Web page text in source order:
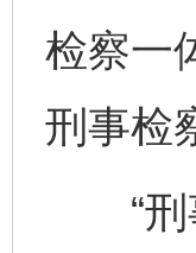
检察一
刑事检
“刑